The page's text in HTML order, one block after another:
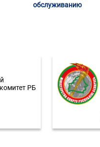
обслуживанию
РБ